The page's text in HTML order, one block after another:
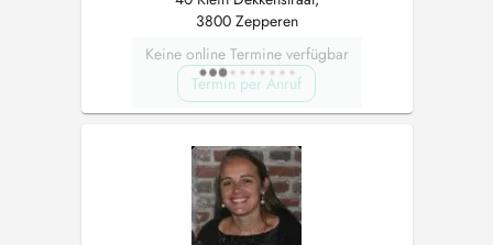
3800 Zepperen
Keine online Termine verfügbar
Termin per Anruf